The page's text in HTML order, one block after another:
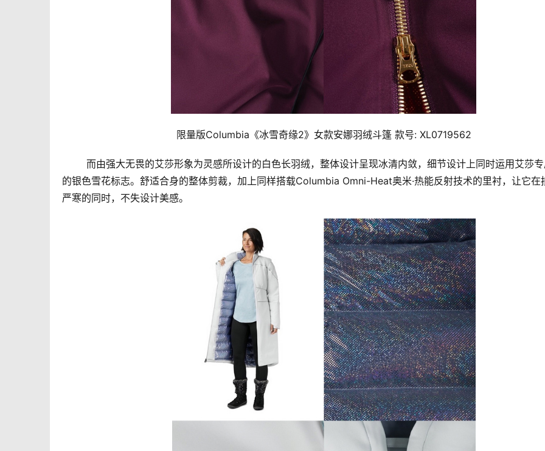
	限量版Columbia《冰雪奇缘2》女款安娜羽绒斗篷 款号: XL0719562
的银色雪花标志。舒适合身的整体剪裁，加上同样搭载Columbia Omni-Heat奥米·热能反射技术的里衬，让它在
严寒的同时，不失设计美感。